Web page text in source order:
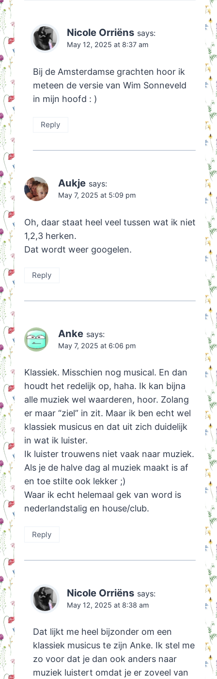
Nicole Orriëns says:
May 12, 2025 at 8:37 am
Bij de Amsterdamse grachten hoor ik
meteen de versie van Wim Sonneveld
in mijn hoofd : )
Reply
Aukje says:
May 7, 2025 at 5:09 pm
Oh, daar staat heel veel tussen wat ik niet
1,2,3 herken.
Dat wordt weer googelen.
Reply
Anke says:
May 7, 2025 at 6:06 pm
Klassiek. Misschien nog musical. En dan
houdt het redelijk op, haha. Ik kan bijna
alle muziek wel waarderen, hoor. Zolang
er maar “ziel” in zit. Maar ik ben echt wel
klassiek musicus en dat uit zich duidelijk
in wat ik luister.
Ik luister trouwens niet vaak naar muziek.
Als je de halve dag al muziek maakt is af
en toe stilte ook lekker ;)
Waar ik echt helemaal gek van word is
nederlandstalig en house/club.
Reply
Nicole Orriëns says:
May 12, 2025 at 8:38 am
Dat lijkt me heel bijzonder om een
klassiek musicus te zijn Anke. Ik stel me
zo voor dat je dan ook anders naar
muziek luistert omdat je er zoveel van